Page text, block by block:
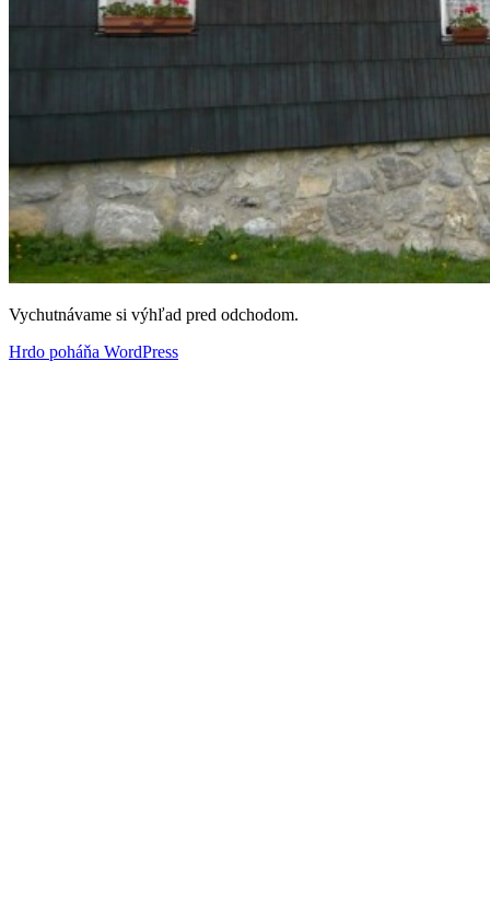
Vychutnávame si výhľad pred odchodom.
Hrdo poháňa WordPress